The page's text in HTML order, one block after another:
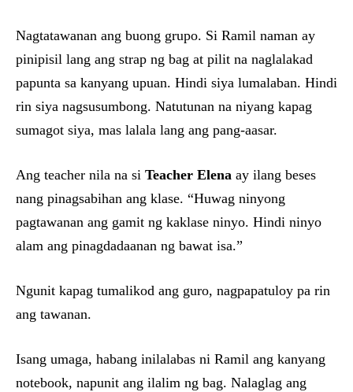
Nagtatawanan ang buong grupo. Si Ramil naman ay
pinipisil lang ang strap ng bag at pilit na naglalakad
papunta sa kanyang upuan. Hindi siya lumalaban. Hindi
rin siya nagsusumbong. Natutunan na niyang kapag
sumagot siya, mas lalala lang ang pang-aasar.
Ang teacher nila na si Teacher Elena ay ilang beses
nang pinagsabihan ang klase. “Huwag ninyong
pagtawanan ang gamit ng kaklase ninyo. Hindi ninyo
alam ang pinagdadaanan ng bawat isa.”
Ngunit kapag tumalikod ang guro, nagpapatuloy pa rin
ang tawanan.
Isang umaga, habang inilalabas ni Ramil ang kanyang
notebook, napunit ang ilalim ng bag. Nalaglag ang